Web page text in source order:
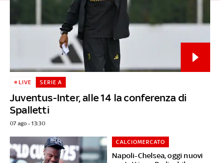
Juventus-Inter, alle 14 la conferenza di
Spalletti
LIVE SERIE A
07 ago - 13:30
Napoli-Chelsea, oggi nuovi
CALCIOMERCATO